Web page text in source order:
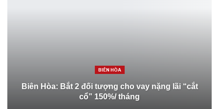
BIÊN HÒA
Biên Hòa: Bắt 2 đối tượng cho vay nặng lãi “cắt
cổ” 150%/ tháng